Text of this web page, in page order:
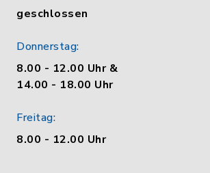
geschlossen
Donnerstag:
8.00 - 12.00 Uhr &
14.00 - 18.00 Uhr
Freitag:
8.00 - 12.00 Uhr